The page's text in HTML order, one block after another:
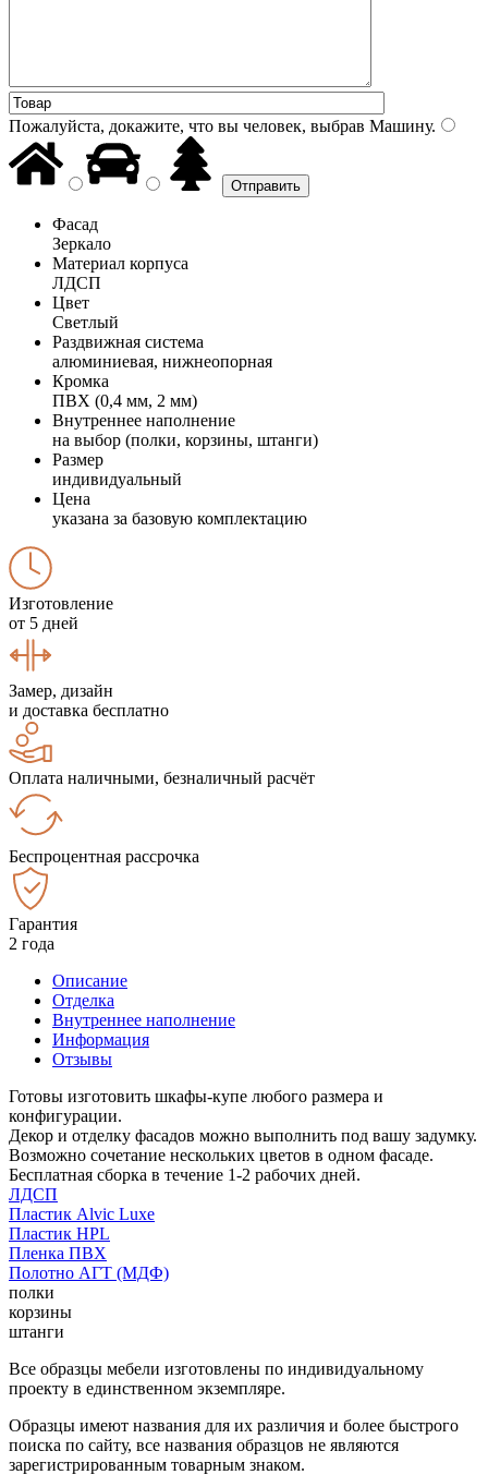
Пожалуйста, докажите, что вы человек, выбрав Машину.
Фасад
Зеркало
Материал корпуса
ЛДСП
Цвет
Светлый
Раздвижная система
алюминиевая, нижнеопорная
Кромка
ПВХ (0,4 мм, 2 мм)
Внутреннее наполнение
на выбор (полки, корзины, штанги)
Размер
индивидуальный
Цена
указана за базовую комплектацию
Изготовление
от 5 дней
Замер, дизайн
и доставка бесплатно
Оплата наличными, безналичный расчёт
Беспроцентная рассрочка
Гарантия
2 года
Описание
Отделка
Внутреннее наполнение
Информация
Отзывы
Готовы изготовить шкафы-купе любого размера и
конфигурации.
Декор и отделку фасадов можно выполнить под вашу задумку.
Возможно сочетание нескольких цветов в одном фасаде.
Бесплатная сборка в течение 1-2 рабочих дней.
ЛДСП
Пластик Alvic Luxe
Пластик HPL
Пленка ПВХ
Полотно АГТ (МДФ)
полки
корзины
штанги
Все образцы мебели изготовлены по индивидуальному
проекту в единственном экземпляре.
Образцы имеют названия для их различия и более быстрого
поиска по сайту, все названия образцов не являются
зарегистрированным товарным знаком.